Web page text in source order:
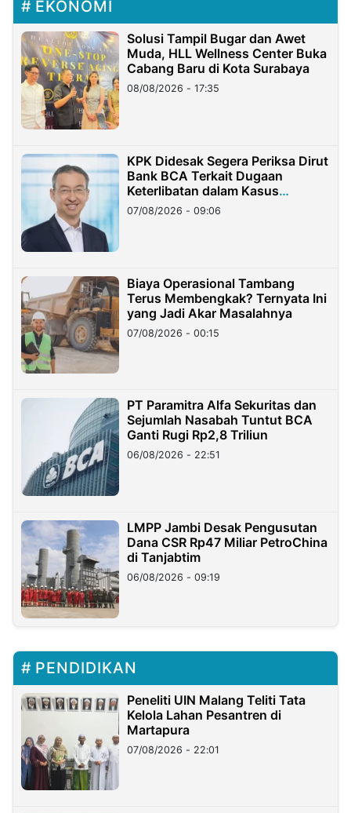
EKONOMI
Solusi Tampil Bugar dan Awet
Muda, HLL Wellness Center Buka
Cabang Baru di Kota Surabaya
08/08/2026 - 17:35
KPK Didesak Segera Periksa Dirut
Bank BCA Terkait Dugaan
Keterlibatan dalam Kasus
Hilangnya Dana Nasabah Rp2,58
Miliar
07/08/2026 - 09:06
Biaya Operasional Tambang
Terus Membengkak? Ternyata Ini
yang Jadi Akar Masalahnya
07/08/2026 - 00:15
PT Paramitra Alfa Sekuritas dan
Sejumlah Nasabah Tuntut BCA
Ganti Rugi Rp2,8 Triliun
06/08/2026 - 22:51
LMPP Jambi Desak Pengusutan
Dana CSR Rp47 Miliar PetroChina
di Tanjabtim
06/08/2026 - 09:19
PENDIDIKAN
Peneliti UIN Malang Teliti Tata
Kelola Lahan Pesantren di
Martapura
07/08/2026 - 22:01